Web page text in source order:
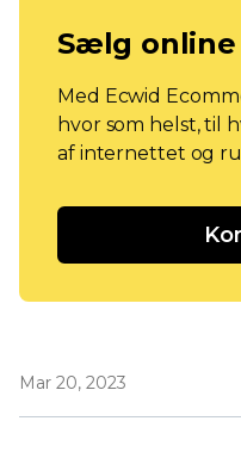
Sælg online
Med Ecwid
hvor som helst, til
af internettet og
Mar 20, 2023